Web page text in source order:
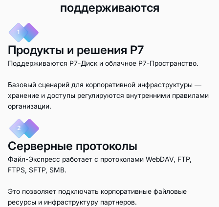
поддерживаются
1
Продукты и решения Р7
Поддерживаются Р7-Диск и облачное Р7-Пространство.
Базовый сценарий для корпоративной инфраструктуры —
хранение и доступы регулируются внутренними правилами
организации.
2
Серверные протоколы
Файл-Экспресс работает с протоколами WebDAV, FTP,
FTPS, SFTP, SMB.
Это позволяет подключать корпоративные файловые
ресурсы и инфраструктуру партнеров.